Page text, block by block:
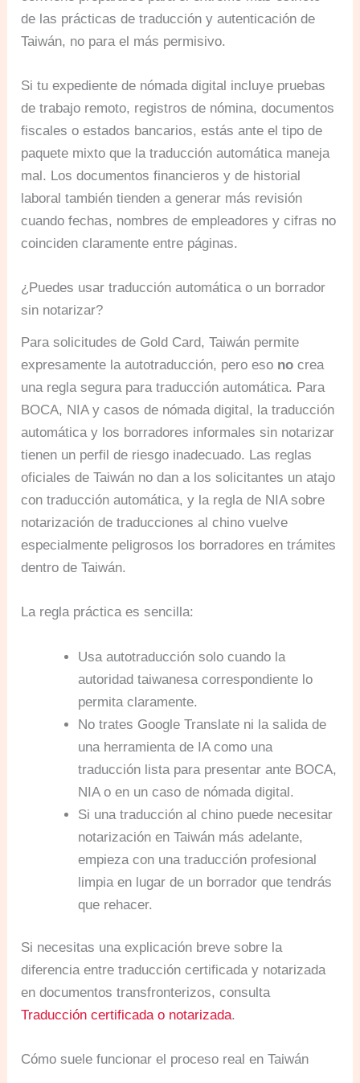
de las prácticas de traducción y autenticación de
Taiwán, no para el más permisivo.
Si tu expediente de nómada digital incluye pruebas
de trabajo remoto, registros de nómina, documentos
fiscales o estados bancarios, estás ante el tipo de
paquete mixto que la traducción automática maneja
mal. Los documentos financieros y de historial
laboral también tienden a generar más revisión
cuando fechas, nombres de empleadores y cifras no
coinciden claramente entre páginas.
¿Puedes usar traducción automática o un borrador
sin notarizar?
Para solicitudes de Gold Card, Taiwán permite
expresamente la autotraducción, pero eso no crea
una regla segura para traducción automática. Para
BOCA, NIA y casos de nómada digital, la traducción
automática y los borradores informales sin notarizar
tienen un perfil de riesgo inadecuado. Las reglas
oficiales de Taiwán no dan a los solicitantes un atajo
con traducción automática, y la regla de NIA sobre
notarización de traducciones al chino vuelve
especialmente peligrosos los borradores en trámites
dentro de Taiwán.
La regla práctica es sencilla:
Usa autotraducción solo cuando la
autoridad taiwanesa correspondiente lo
permita claramente.
No trates Google Translate ni la salida de
una herramienta de IA como una
traducción lista para presentar ante BOCA,
NIA o en un caso de nómada digital.
Si una traducción al chino puede necesitar
notarización en Taiwán más adelante,
empieza con una traducción profesional
limpia en lugar de un borrador que tendrás
que rehacer.
Si necesitas una explicación breve sobre la
diferencia entre traducción certificada y notarizada
en documentos transfronterizos, consulta
Traducción certificada o notarizada.
Cómo suele funcionar el proceso real en Taiwán